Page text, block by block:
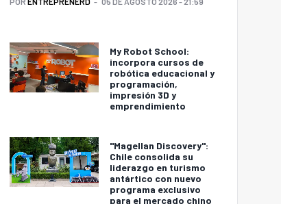
My Robot School:
incorpora cursos de
robótica educacional y
programación,
impresión 3D y
emprendimiento
"Magellan Discovery":
Chile consolida su
liderazgo en turismo
antártico con nuevo
programa exclusivo
para el mercado chino